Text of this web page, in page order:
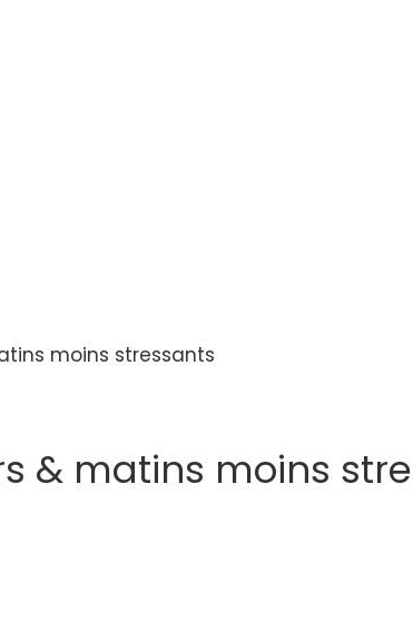
moins stressants
& matins moins